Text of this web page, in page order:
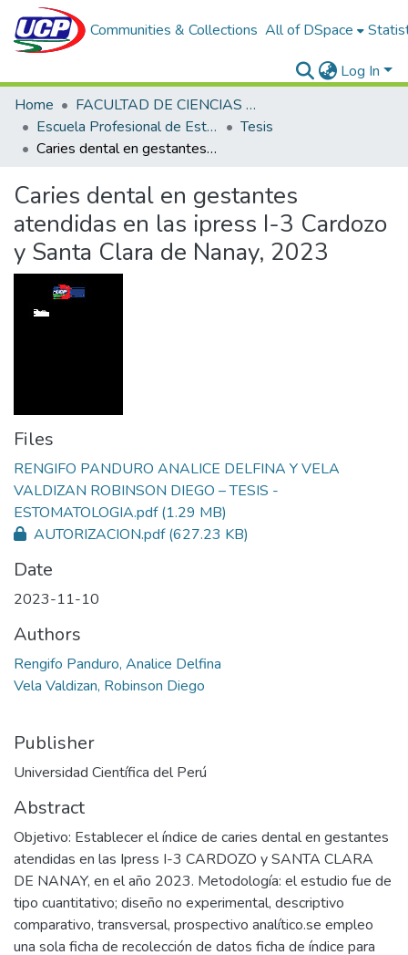
Communities & Collections All of DSpace
Log In
Home
FACULTAD DE CIENCIAS DE LA SALUD
Escuela Profesional de Estomatología
Tesis
Caries dental en gestantes atendidas en las ipress I-3 Cardozo y Santa Clara de Nanay, 2023
Caries dental en gestantes
atendidas en las ipress I-3 Cardozo
y Santa Clara de Nanay, 2023
Files
RENGIFO PANDURO ANALICE DELFINA Y VELA
VALDIZAN ROBINSON DIEGO – TESIS -
ESTOMATOLOGIA.pdf(1.29 MB)
AUTORIZACION.pdf(627.23 KB)
Date
2023-11-10
Authors
Rengifo Panduro, Analice Delfina
Vela Valdizan, Robinson Diego
Publisher
Universidad Científica del Perú
Abstract
Objetivo: Establecer el índice de caries dental en gestantes
atendidas en las Ipress I-3 CARDOZO y SANTA CLARA
DE NANAY, en el año 2023. Metodología: el estudio fue de
tipo cuantitativo; diseño no experimental, descriptivo
comparativo, transversal, prospectivo analítico.se empleo
una sola ficha de recolección de datos ficha de índice para